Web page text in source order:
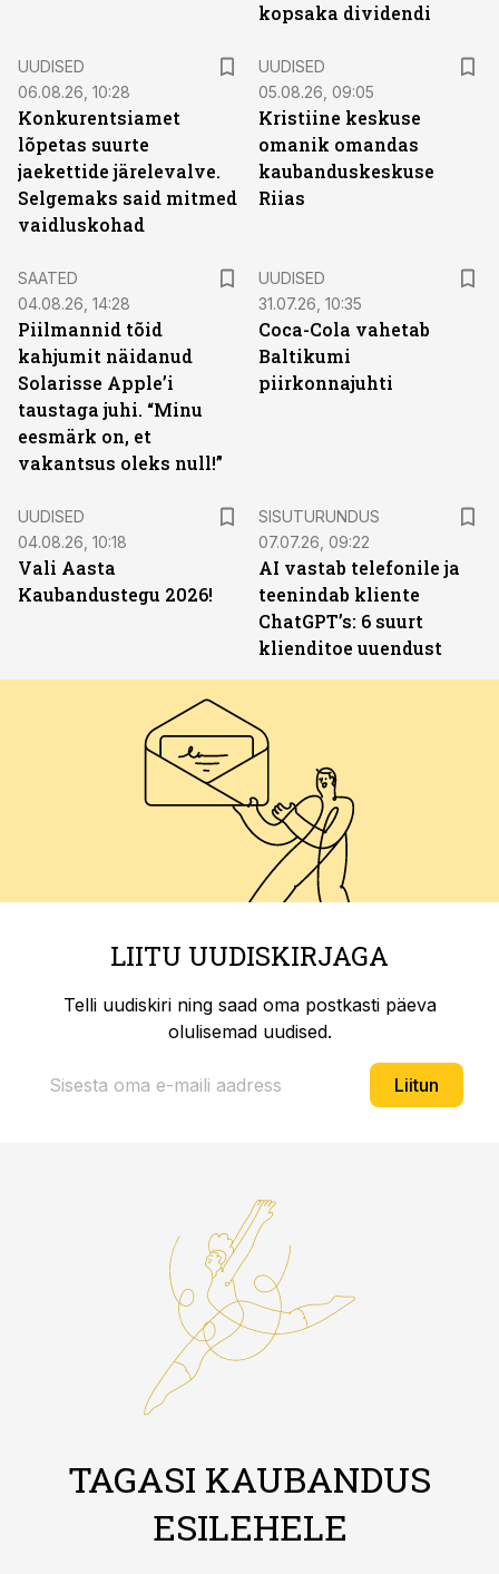
kopsaka dividendi
UUDISED
06.08.26, 10:28
Konkurentsiamet
lõpetas suurte
jaekettide järelevalve.
Selgemaks said mitmed
vaidluskohad
UUDISED
05.08.26, 09:05
Kristiine keskuse
omanik omandas
kaubanduskeskuse
Riias
SAATED
04.08.26, 14:28
Piilmannid tõid
kahjumit näidanud
Solarisse Apple’i
taustaga juhi. “Minu
eesmärk on, et
vakantsus oleks null!”
UUDISED
31.07.26, 10:35
Coca-Cola vahetab
Baltikumi
piirkonnajuhti
UUDISED
04.08.26, 10:18
Vali Aasta
Kaubandustegu 2026!
SISUTURUNDUS
07.07.26, 09:22
AI vastab telefonile ja
teenindab kliente
ChatGPT’s: 6 suurt
klienditoe uuendust
LIITU UUDISKIRJAGA
Telli uudiskiri ning saad oma postkasti päeva
olulisemad uudised.
Liitun
TAGASI KAUBANDUS
ESILEHELE